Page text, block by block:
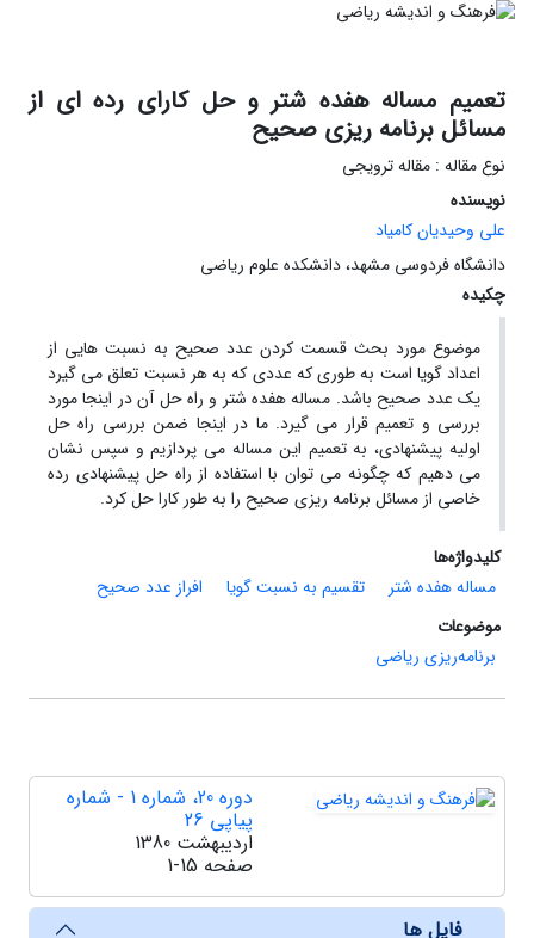
تعمیم مساله هفده شتر و حل کارای رده ای از
مسائل برنامه ریزی صحیح
نوع مقاله : مقاله ترویجی
نویسنده
علی وحیدیان کامیاد
دانشگاه فردوسی مشهد، دانشکده علوم ریاضی
چکیده
موضوع مورد بحث قسمت کردن عدد صحیح به نسبت هایی از
اعداد گویا است به طوری که عددی که به هر نسبت تعلق می گیرد
یک عدد صحیح باشد. مساله هفده شتر و راه حل آن در اینجا مورد
بررسی و تعمیم قرار می گیرد. ما در اینجا ضمن بررسی راه حل
اولیه پیشنهادی، به تعمیم این مساله می پردازیم و سپس نشان
می دهیم که چگونه می توان با استفاده از راه حل پیشنهادی رده
خاصی از مسائل برنامه ریزی صحیح را به طور کارا حل کرد.
کلیدواژه‌ها
مساله هفده شتر
تقسیم به نسبت گویا
افراز عدد صحیح
موضوعات
برنامه‌ریزی ریاضی
دوره 20، شماره 1 - شماره
پیاپی 26
اردیبهشت 1380
صفحه 1-15
فایل ها